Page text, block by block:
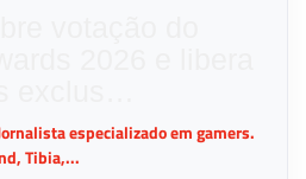
especializado em gamers.
Tibia,...